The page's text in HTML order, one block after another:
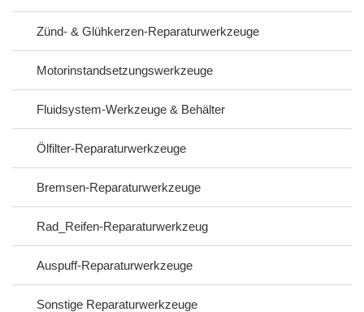
Zünd- & Glühkerzen-Reparaturwerkzeuge
Motorinstandsetzungswerkzeuge
Fluidsystem-Werkzeuge & Behälter
Ölfilter-Reparaturwerkzeuge
Bremsen‑Reparaturwerkzeuge
Rad_Reifen-Reparaturwerkzeug
Auspuff-Reparaturwerkzeuge
Sonstige Reparaturwerkzeuge